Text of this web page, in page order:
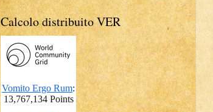
Calcolo distribuito VER